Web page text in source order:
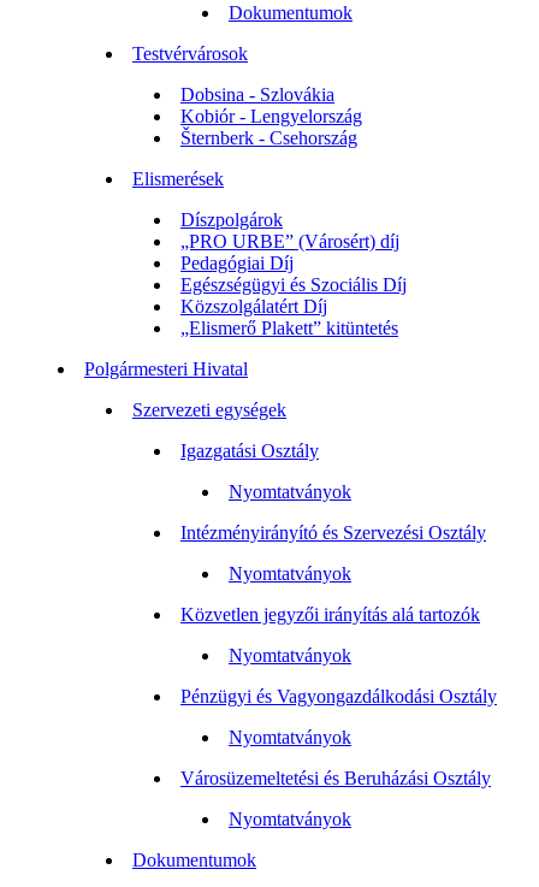
Dokumentumok
Testvérvárosok
Dobsina - Szlovákia
Kobiór - Lengyelország
Šternberk - Csehország
Elismerések
Díszpolgárok
„PRO URBE” (Városért) díj
Pedagógiai Díj
Egészségügyi és Szociális Díj
Közszolgálatért Díj
„Elismerő Plakett” kitüntetés
Polgármesteri Hivatal
Szervezeti egységek
Igazgatási Osztály
Nyomtatványok
Intézményirányító és Szervezési Osztály
Nyomtatványok
Közvetlen jegyzői irányítás alá tartozók
Nyomtatványok
Pénzügyi és Vagyongazdálkodási Osztály
Nyomtatványok
Városüzemeltetési és Beruházási Osztály
Nyomtatványok
Dokumentumok